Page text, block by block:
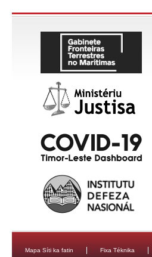
Mapa Síti ka fatin Fixa Téknika